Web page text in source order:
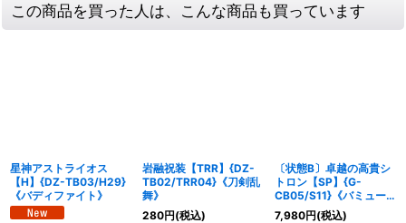
この商品を買った人は、こんな商品も買っています
星神アストライオス
【H】{DZ-TB03/H29}
《バディファイト》
岩融祝装【TRR】{DZ-
TB02/TRR04}《刀剣乱
舞》
280円(税込)
〔状態B〕卓越の高貴シ
トロン【SP】{G-
CB05/S11}《バミュー
ダ△》
7,980円(税込)